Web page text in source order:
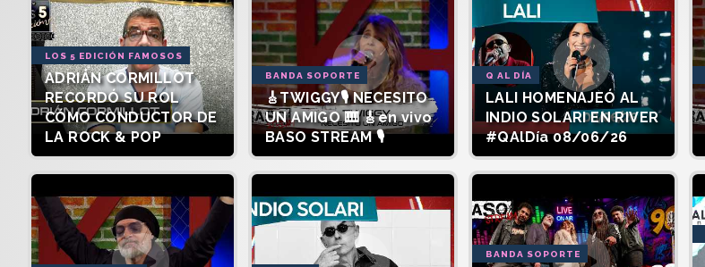
LOS 5 EDICIÓN FAMOSOS
ADRIÁN CORMILLOT
RECORDÓ SU ROL
CÓMO CONDUCTOR DE
LA ROCK & POP
BANDA SOPORTE
🎸TWIGGY🎙️ NECESITO
UN AMIGO 🎹 🎸en vivo
BASO STREAM 🎙️
Q AL DÍA
LALI HOMENAJEÓ AL
INDIO SOLARI EN RIVER
#QAlDía 08/06/26
BANDA SOPORTE